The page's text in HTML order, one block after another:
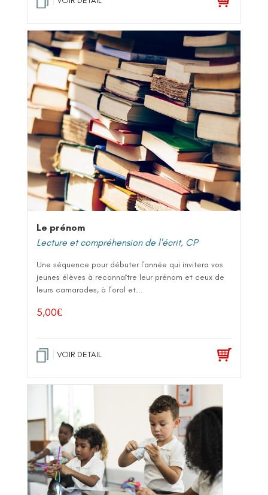
Le prénom
Lecture et compréhension de l'écrit, CP
Une séquence pour débuter l'année qui invitera vos
jeunes élèves à reconnaître leur prénom et ceux de
leurs camarades, à l’oral et...
5,00€
VOIR DETAIL